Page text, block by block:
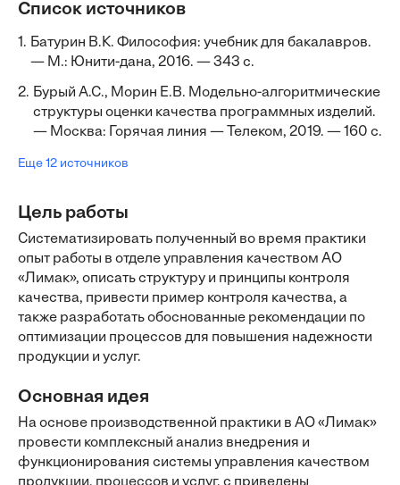
Список источников
1. Батурин В.К. Философия: учебник для бакалавров.
— М.: Юнити-дана, 2016. — 343 с.
2. Бурый А.С., Морин Е.В. Модельно-алгоритмические
структуры оценки качества программных изделий.
— Москва: Горячая линия — Телеком, 2019. — 160 с.
Еще 12 источников
Цель работы
Систематизировать полученный во время практики
опыт работы в отделе управления качеством АО
«Лимак», описать структуру и принципы контроля
качества, привести пример контроля качества, а
также разработать обоснованные рекомендации по
оптимизации процессов для повышения надежности
продукции и услуг.
Основная идея
На основе производственной практики в АО «Лимак»
провести комплексный анализ внедрения и
функционирования системы управления качеством